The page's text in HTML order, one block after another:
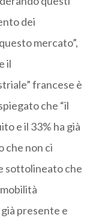
dei
mercato”,
il
francese è
che “il
e il 33% ha già
che non ci
sottolineato che
presente e